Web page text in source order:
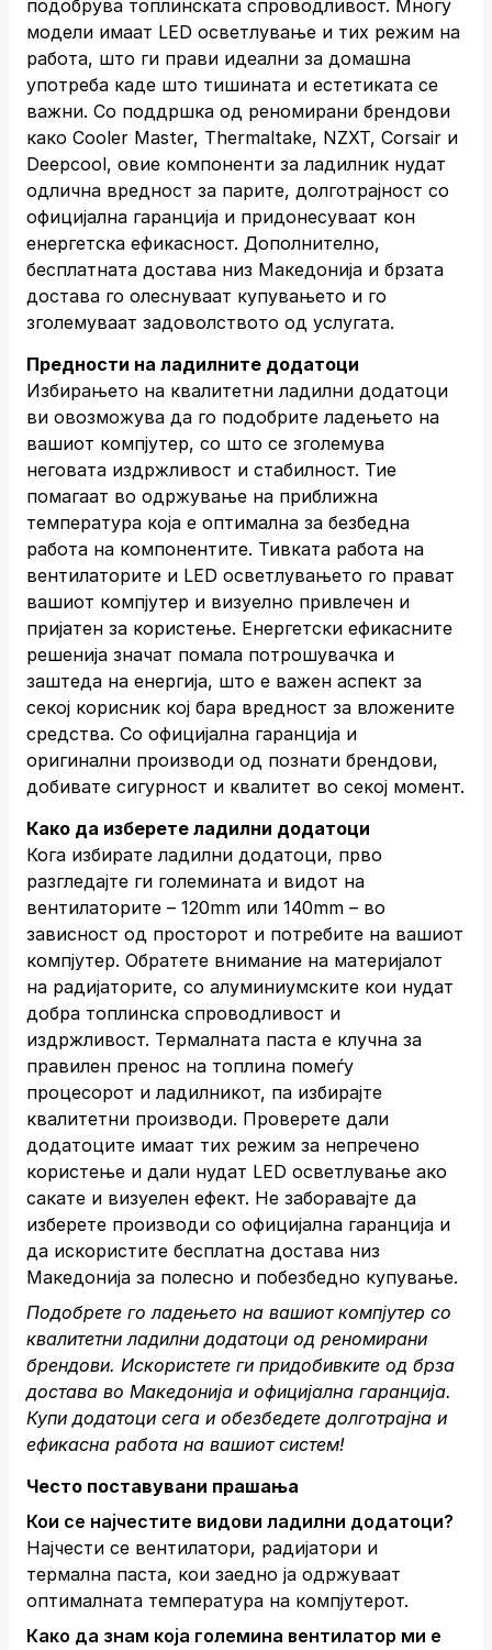
подобрува топлинската спроводливост. Многу
модели имаат LED осветлување и тих режим на
работа, што ги прави идеални за домашна
употреба каде што тишината и естетиката се
важни. Со поддршка од реномирани брендови
како Cooler Master, Thermaltake, NZXT, Corsair и
Deepcool, овие компоненти за ладилник нудат
одлична вредност за парите, долготрајност со
официјална гаранција и придонесуваат кон
енергетска ефикасност. Дополнително,
бесплатната достава низ Македонија и брзата
достава го олеснуваат купувањето и го
зголемуваат задоволството од услугата.
Предности на ладилните додатоци
Избирањето на квалитетни ладилни додатоци
ви овозможува да го подобрите ладењето на
вашиот компјутер, со што се зголемува
неговата издржливост и стабилност. Тие
помагаат во одржување на приближна
температура која е оптимална за безбедна
работа на компонентите. Тивката работа на
вентилаторите и LED осветлувањето го прават
вашиот компјутер и визуелно привлечен и
пријатен за користење. Енергетски ефикасните
решенија значат помала потрошувачка и
заштеда на енергија, што е важен аспект за
секој корисник кој бара вредност за вложените
средства. Со официјална гаранција и
оригинални производи од познати брендови,
добивате сигурност и квалитет во секој момент.
Како да изберете ладилни додатоци
Кога избирате ладилни додатоци, прво
разгледајте ги големината и видот на
вентилаторите – 120mm или 140mm – во
зависност од просторот и потребите на вашиот
компјутер. Обратете внимание на материјалот
на радијаторите, со алуминиумските кои нудат
добра топлинска спроводливост и
издржливост. Термалната паста е клучна за
правилен пренос на топлина помеѓу
процесорот и ладилникот, па избирајте
квалитетни производи. Проверете дали
додатоците имаат тих режим за непречено
користење и дали нудат LED осветлување ако
сакате и визуелен ефект. Не заборавајте да
изберете производи со официјална гаранција и
да искористите бесплатна достава низ
Македонија за полесно и побезбедно купување.
Подобрете го ладењето на вашиот компјутер со
квалитетни ладилни додатоци од реномирани
брендови. Искористете ги придобивките од брза
достава во Македонија и официјална гаранција.
Купи додатоци сега и обезбедете долготрајна и
ефикасна работа на вашиот систем!
Често поставувани прашања
Кои се најчестите видови ладилни додатоци?
Најчести се вентилатори, радијатори и
термална паста, кои заедно ја одржуваат
оптималната температура на компјутерот.
Како да знам која големина вентилатор ми е